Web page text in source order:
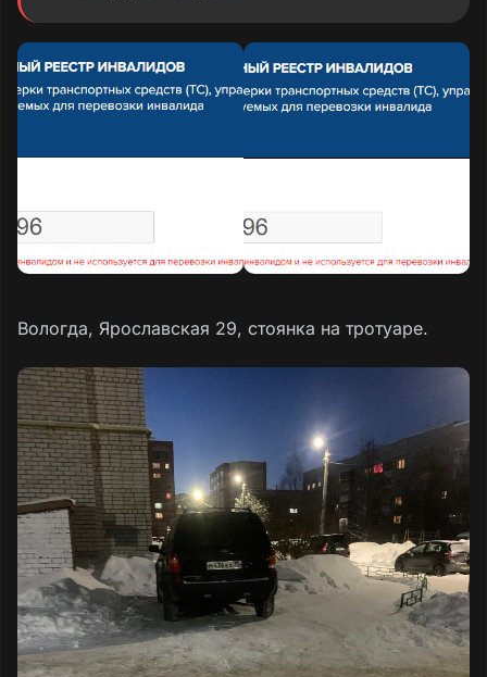
Вологда, Ярославская 29, стоянка на тротуаре.